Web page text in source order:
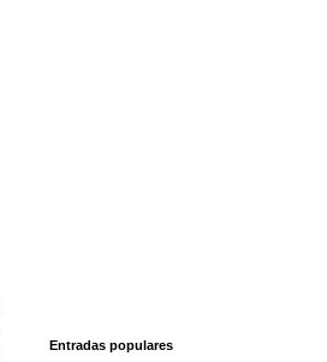
Entradas populares